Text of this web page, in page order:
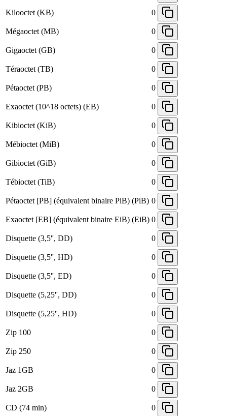
Kilooctet (KB) 0
Mégaoctet (MB) 0
Gigaoctet (GB) 0
Téraoctet (TB) 0
Pétaoctet (PB) 0
Exaoctet (10^18 octets) (EB) 0
Kibioctet (KiB) 0
Mébioctet (MiB) 0
Gibioctet (GiB) 0
Tébioctet (TiB) 0
Pétaoctet [PB] (équivalent binaire PiB) (PiB) 0
Exaoctet [EB] (équivalent binaire EiB) (EiB) 0
Disquette (3,5'', DD) 0
Disquette (3,5'', HD) 0
Disquette (3,5'', ED) 0
Disquette (5,25'', DD) 0
Disquette (5,25'', HD) 0
Zip 100 0
Zip 250 0
Jaz 1GB 0
Jaz 2GB 0
CD (74 min) 0